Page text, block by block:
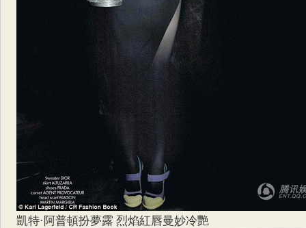
凱特·阿普頓扮夢露 烈焰紅唇曼妙冷艷